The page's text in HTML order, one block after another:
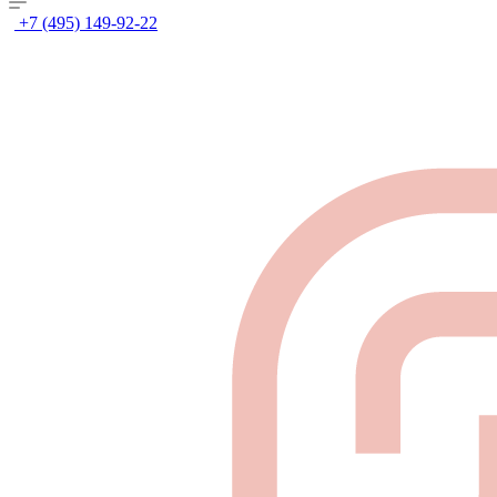
+7 (495) 149-92-22